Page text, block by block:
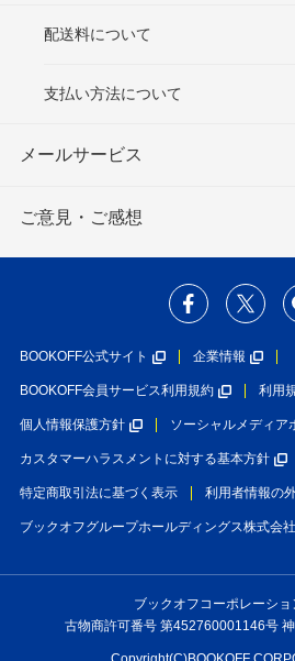
配送料について
支払い方法について
メールサービス
ご意見・ご感想
BOOKOFF公式サイト 企業情報
BOOKOFF会員サービス利用規約 利用
個人情報保護方針 ソーシャルメディア
カスタマーハラスメントに対する基本方針
特定商取引法に基づく表示 利用者情報の
ブックオフグループホールディングス株式会社
ブックオフコーポレーショ
古物商許可番号 第452760001146号